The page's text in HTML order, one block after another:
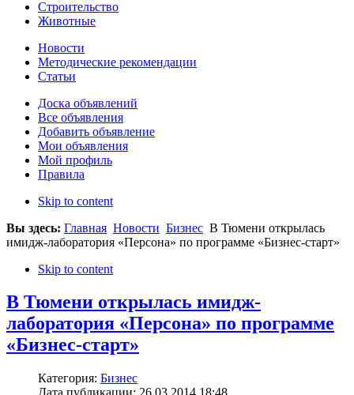
Строительство
Животные
Новости
Методические рекомендации
Статьи
Доска объявлений
Все объявления
Добавить объявление
Мои объявления
Мой профиль
Правила
Skip to content
Вы здесь: Главная Новости Бизнес В Тюмени открылась
имидж-лаборатория «Персона» по программе «Бизнес-старт»
Skip to content
В Тюмени открылась имидж-
лаборатория «Персона» по программе
«Бизнес-старт»
Категория: Бизнес